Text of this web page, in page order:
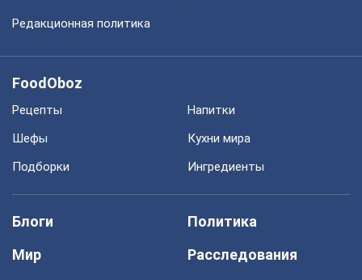
Редакционная политика
FoodOboz
Рецепты
Напитки
Шефы
Кухни мира
Подборки
Ингредиенты
Блоги
Политика
Мир
Расследования